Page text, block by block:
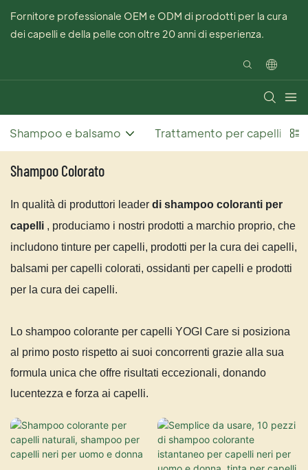
Fornitore professionale OEM e ODM di prodotti per la cura
dei capelli e della pelle con oltre 20 anni di esperienza.
Shampoo e balsamo Trattamento per capelli
Shampoo Colorato
In qualità di produttori leader di shampoo coloranti per
capelli , produciamo i nostri prodotti a marchio proprio, che
includono tinture per capelli, prodotti per la cura dei capelli,
balsami per capelli colorati, ossidanti per capelli e prodotti
per la cura dei capelli.
Lo shampoo colorante per capelli YOGI Care si posiziona
al primo posto rispetto ai suoi concorrenti grazie alla sua
formula unica che offre risultati eccezionali, donando
lucentezza e forza ai capelli.